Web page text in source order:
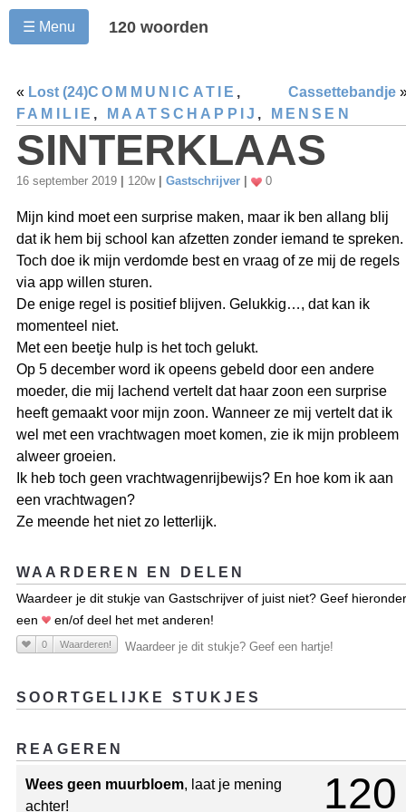
☰ Menu 120 woorden
« Lost (24) Cassettebandje
COMMUNICATIE ,
FAMILIE , MAATSCHAPPIJ , MENSEN
SINTERKLAAS
16 september 2019 120w Gastschrijver 0
Mijn kind moet een surprise maken, maar ik ben allang blij
dat ik hem bij school kan afzetten zonder iemand te spreken.
Toch doe ik mijn verdomde best en vraag of ze mij de regels
via app willen sturen.
De enige regel is positief blijven. Gelukkig…, dat kan ik
momenteel niet.
Met een beetje hulp is het toch gelukt.
Op 5 december word ik opeens gebeld door een andere
moeder, die mij lachend vertelt dat haar zoon een surprise
heeft gemaakt voor mijn zoon. Wanneer ze mij vertelt dat ik
wel met een vrachtwagen moet komen, zie ik mijn probleem
alweer groeien.
Ik heb toch geen vrachtwagenrijbewijs? En hoe kom ik aan
een vrachtwagen?
Ze meende het niet zo letterlijk.
WAARDEREN EN DELEN
Waardeer je dit stukje van Gastschrijver of juist niet? Geef hieronder
een
en/of deel het met anderen!
0 Waarderen! Waardeer je dit stukje? Geef een hartje!
SOORTGELIJKE STUKJES
REAGEREN
120
Wees geen muurbloem, laat je mening
achter!